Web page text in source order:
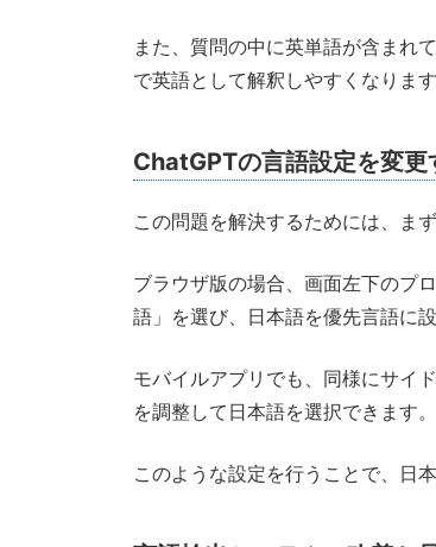
また、質問の中に英単語が含まれ
で英語として解釈しやすくなります
ChatGPTの言語設定を変更
この問題を解決するためには、ま
ブラウザ版の場合、画面左下のプ
語」を選び、日本語を優先言語に設
モバイルアプリでも、同様にサイ
を調整して日本語を選択できます。
このような設定を行うことで、日